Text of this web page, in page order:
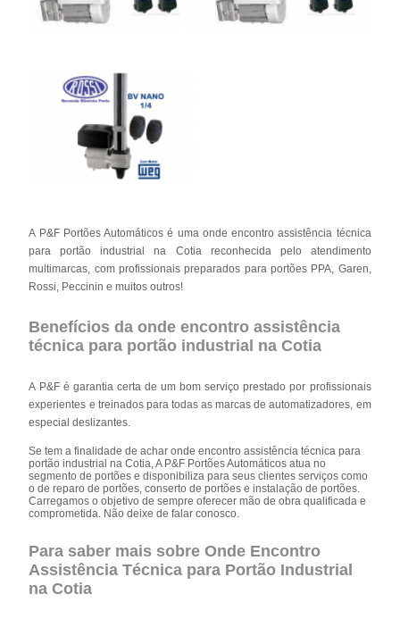
A P&F Portões Automáticos é uma onde encontro assistência técnica
para portão industrial na Cotia reconhecida pelo atendimento
multimarcas, com profissionais preparados para portões PPA, Garen,
Rossi, Peccinin e muitos outros!
Benefícios da onde encontro assistência
técnica para portão industrial na Cotia
A P&F é garantia certa de um bom serviço prestado por profissionais
experientes e treinados para todas as marcas de automatizadores, em
especial deslizantes.
Se tem a finalidade de achar onde encontro assistência técnica para
portão industrial na Cotia, A P&F Portões Automáticos atua no
segmento de portões e disponibiliza para seus clientes serviços como
o de reparo de portões, conserto de portões e instalação de portões.
Carregamos o objetivo de sempre oferecer mão de obra qualificada e
comprometida. Não deixe de falar conosco.
Para saber mais sobre Onde Encontro
Assistência Técnica para Portão Industrial
na Cotia